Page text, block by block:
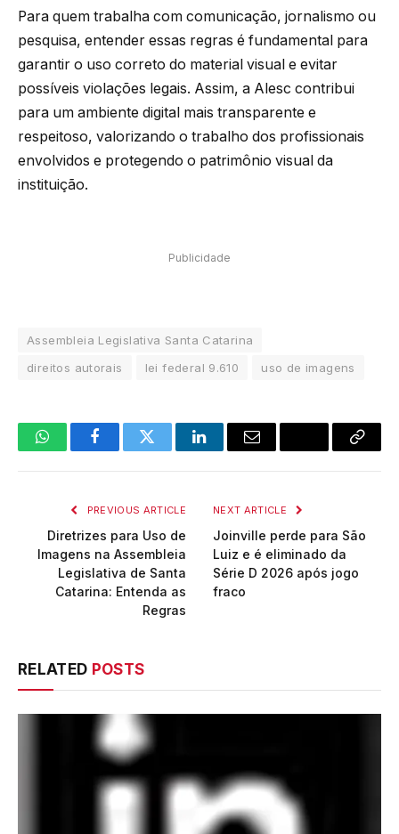
Para quem trabalha com comunicação, jornalismo ou
pesquisa, entender essas regras é fundamental para
garantir o uso correto do material visual e evitar
possíveis violações legais. Assim, a Alesc contribui
para um ambiente digital mais transparente e
respeitoso, valorizando o trabalho dos profissionais
envolvidos e protegendo o patrimônio visual da
instituição.
Publicidade
Assembleia Legislativa Santa Catarina
direitos autorais
lei federal 9.610 uso de imagens
WhatsAppFacebookTwitter LinkedInEmail
Copy
PREVIOUS ARTICLE
Diretrizes para Uso de
Imagens na Assembleia
Legislativa de Santa
Catarina: Entenda as
Regras
NEXT ARTICLE
Joinville perde para São
Luiz e é eliminado da
Série D 2026 após jogo
fraco
RELATED POSTS